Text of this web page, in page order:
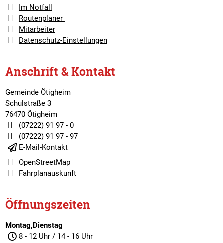
Im Notfall
Routenplaner
Mitarbeiter
Datenschutz-Einstellungen
Anschrift & Kontakt
Gemeinde Ötigheim
Schulstraße 3
76470 Ötigheim
(07222) 91 97 - 0
(07222) 91 97 - 97
E-Mail-Kontakt
OpenStreetMap
Fahrplanauskunft
Öffnungszeiten
Montag,Dienstag
8 - 12 Uhr / 14 - 16 Uhr